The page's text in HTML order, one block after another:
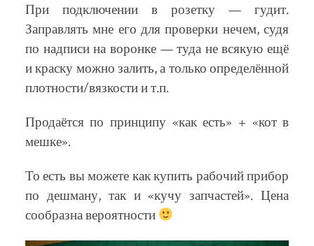
При подключении в розетку — гудит.
Заправлять мне его для проверки нечем, судя
по надписи на воронке — туда не всякую ещё
и краску можно залить, а только определённой
плотности/вязкости и т.п.
Продаётся по принципу «как есть» + «кот в
мешке».
То есть вы можете как купить рабочий прибор
по дешману, так и «кучу запчастей». Цена
сообразна вероятности